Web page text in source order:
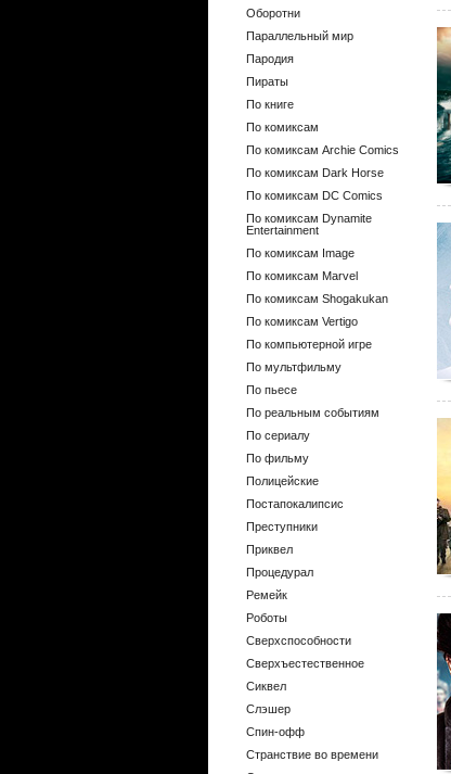
Оборотни
Параллельный мир
Пародия
Пираты
По книге
По комиксам
По комиксам Archie Comics
По комиксам Dark Horse
По комиксам DC Comics
По комиксам Dynamite
Entertainment
По комиксам Image
По комиксам Marvel
По комиксам Shogakukan
По комиксам Vertigo
По компьютерной игре
По мультфильму
По пьесе
По реальным событиям
По сериалу
По фильму
Полицейские
Постапокалипсис
Преступники
Приквел
Процедурал
Ремейк
Роботы
Сверхспособности
Сверхъестественное
Сиквел
Слэшер
Спин-офф
Странствие во времени